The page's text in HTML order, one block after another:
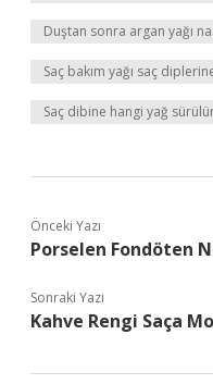
Duştan sonra argan yağı
Saç bakım yağı saç
Saç dibine hangi yağ
Önceki Yazı
Porselen Fondöten
Sonraki Yazı
Kahve Rengi Saça